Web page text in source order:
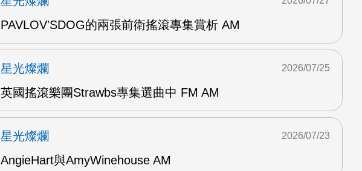
PAVLOV'SDOG的兩張前衛搖滾專集賞析 AM
星光燦爛
英國搖滾樂團Strawbs專集選曲中 FM AM
2026/07/25
星光燦爛
AngieHart與AmyWinehouse AM
2026/07/23